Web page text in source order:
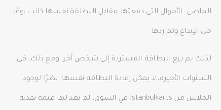
الماضي. الأموال التي دفعتها مقابل البطاقة نفسها كانت نوعًا
من الإيداع وتم ردها.
لذلك تم بيع البطاقة المستردة إلى شخص آخر. ومع ذلك، في
السنوات الأخيرة، لا يمكن إعادة البطاقة نفسها. نظرًا لوجود
الملايين من Istanbulkarts في السوق، لم يعد لها قيمة نقدية